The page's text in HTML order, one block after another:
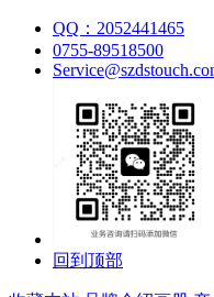
QQ：2052441465
0755-89518500
回到顶部